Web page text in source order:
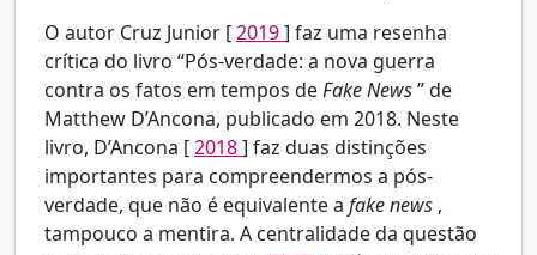
O autor Cruz Junior [2019] faz uma resenha
crítica do livro “Pós-verdade: a nova guerra
contra os fatos em tempos deFake News” de
Matthew D’Ancona, publicado em 2018. Neste
livro, D’Ancona [2018] faz duas distinções
importantes para compreendermos a pós-
verdade, que não é equivalente a fake news ,
tampouco a mentira. A centralidade da questão